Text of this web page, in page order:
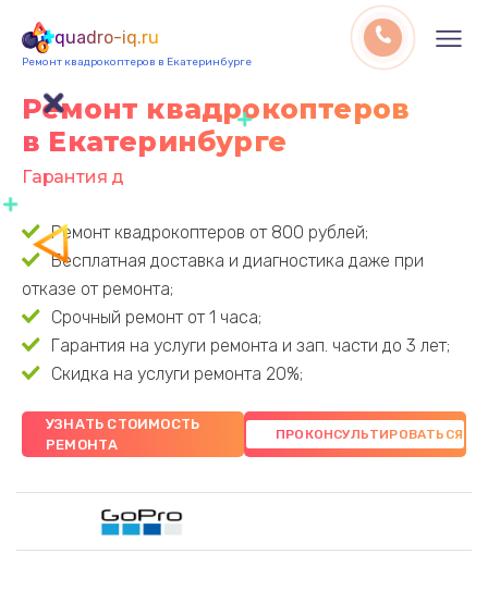
quadro-iq.ru
Ремонт квадрокоптеров в Екатеринбурге
Ремонт квадрокоптеров
в Екатеринбурге
Гарантия до 3 лет
Ремонт квадрокоптеров от 800 рублей;
Бесплатная доставка и диагностика даже при
отказе от ремонта;
Срочный ремонт от 1 часа;
Гарантия на услуги ремонта и зап. части до 3 лет;
Скидка на услуги ремонта 20%;
УЗНАТЬ СТОИМОСТЬ
РЕМОНТА